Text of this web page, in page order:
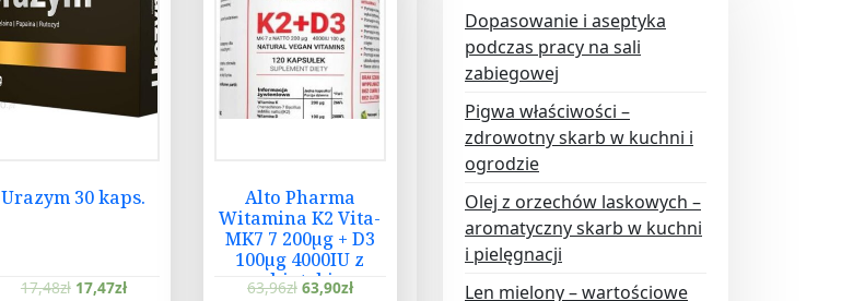
Urazym 30 kaps.
17,48zł 17,47zł
Alto Pharma
Witamina K2 Vita-
MK7 7 200µg + D3
100µg 4000IU z
prebiotykiem
63,96zł 63,90zł
Dopasowanie i aseptyka
podczas pracy na sali
zabiegowej
Pigwa właściwości –
zdrowotny skarb w kuchni i
ogrodzie
Olej z orzechów laskowych –
aromatyczny skarb w kuchni
i pielęgnacji
Len mielony – wartościowe